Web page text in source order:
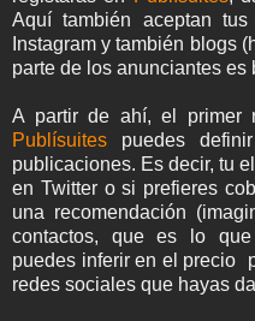
Aquí también aceptan
Instagram y también blogs
parte de los anunciantes es
A partir de ahí, el primer
Publísuites puedes
publicaciones. Es decir, tu
en Twitter o si prefieres
una recomendación
contactos, que es lo
puedes inferir en el precio
redes sociales que hayas